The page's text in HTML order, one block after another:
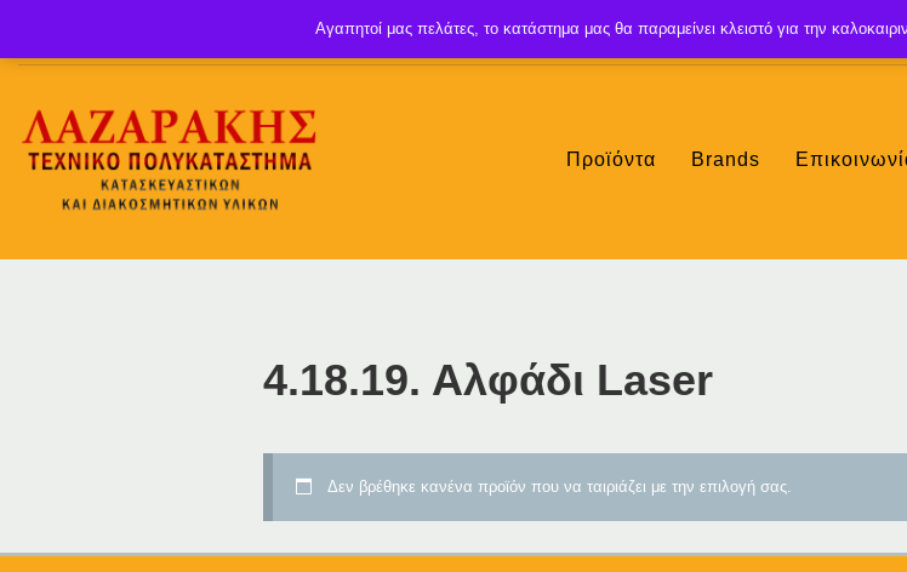
Προϊόντα Brands
4.18.19. Αλφάδι Laser
Δεν βρέθηκε κανένα προϊόν που να ταιριάζει με την επιλογή σας.
Αγαπητοί μας πελάτες, το κατάστημα μας θα παραμείνει κλειστό για την